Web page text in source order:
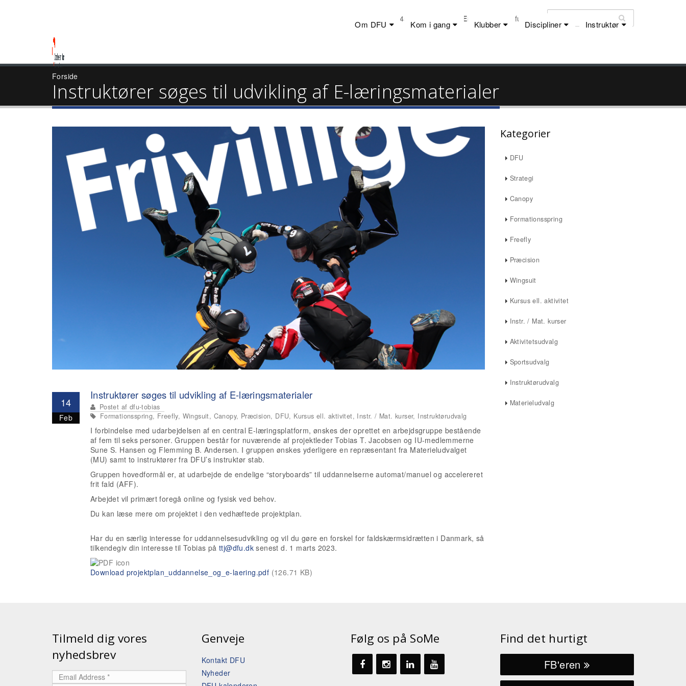
+45 23 44 20 19 Email: dfu@dfu.dk
Om DFU Kom i gang Klubber Discipliner Instruktør
Forside
Instruktører søges til udvikling af E-læringsmaterialer
14
Feb
Instruktører søges til udvikling af E-læringsmaterialer
Postet af dfu-tobias
Formationsspring, Freefly, Wingsuit, Canopy, Præcision, DFU, Kursus ell. aktivitet, Instr. / Mat. kurser, Instruktørudvalg
I forbindelse med udarbejdelsen af en central E-læringsplatform, ønskes der oprettet en arbejdsgruppe bestående
af fem til seks personer. Gruppen består for nuværende af projektleder Tobias T. Jacobsen og IU-medlemmerne
Sune S. Hansen og Flemming B. Andersen. I gruppen ønskes yderligere en repræsentant fra Materieludvalget
(MU) samt to instruktører fra DFU’s instruktør stab.
Gruppen hovedformål er, at udarbejde de endelige “storyboards” til uddannelserne automat/manuel og accelereret
frit fald (AFF).
Arbejdet vil primært foregå online og fysisk ved behov.
Du kan læse mere om projektet i den vedhæftede projektplan.
Har du en særlig interesse for uddannelsesudvikling og vil du gøre en forskel for faldskærmsidrætten i Danmark, så
tilkendegiv din interesse til Tobias på ttj@dfu.dk senest d. 1 marts 2023.
Download projektplan_uddannelse_og_e-laering.pdf (126.71 KB)
Kategorier
DFU
Strategi
Canopy
Formationsspring
Freefly
Præcision
Wingsuit
Kursus ell. aktivitet
Instr. / Mat. kurser
Aktivitetsudvalg
Sportsudvalg
Instruktørudvalg
Materieludvalg
Tilmeld dig vores
nyhedsbrev
Genveje
Kontakt DFU
Nyheder
Følg os på SoMe Find det hurtigt
FB'eren